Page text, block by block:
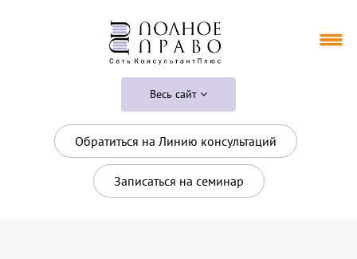
Весь сайт
Обратиться на Линию консультаций
Записаться на семинар